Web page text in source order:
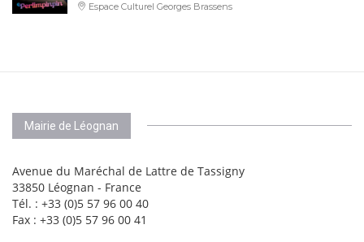
Espace Culturel Georges Brassens
Mairie de Léognan
Avenue du Maréchal de Lattre de Tassigny
33850 Léognan - France
Tél. : +33 (0)5 57 96 00 40
Fax : +33 (0)5 57 96 00 41